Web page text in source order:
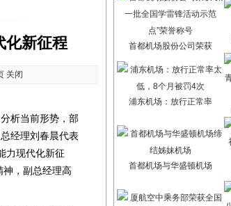
化新征程
关闭
析当前形势，部
经理刘春晨代表
力现代化新征
，副总经理高
首都机场股份公司荣获
浦东机场：放行正常率
首都机场与华盛顿机场